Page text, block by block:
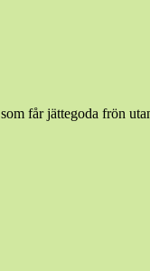
som får jättegoda frön